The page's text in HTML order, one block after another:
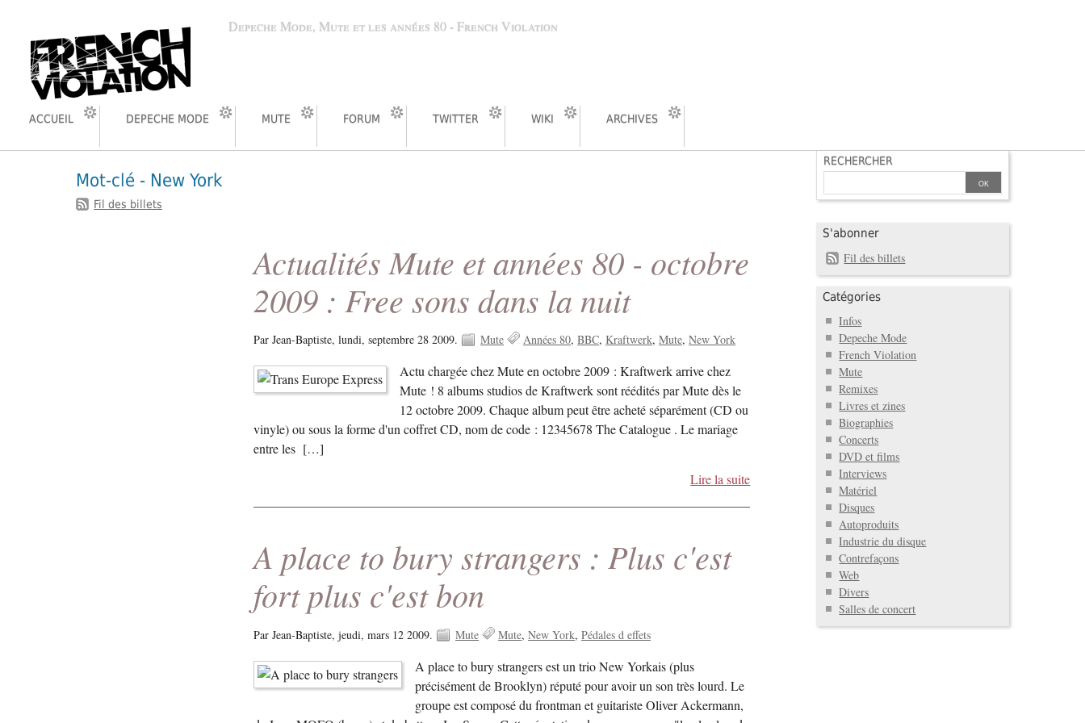
Depeche Mode, Mute et les années 80 - French Violation
ACCUEIL DEPECHE MODE MUTE FORUM TWITTER WIKI ARCHIVES
Mot-clé - New York
Fil des billets
Actualités Mute et années 80 - octobre
2009 : Free sons dans la nuit
Par Jean-Baptiste,lundi, septembre 28 2009. Mute Années 80 BBC Kraftwerk Mute New York
Actu chargée chez Mute en octobre 2009 : Kraftwerk arrive chez
Mute ! 8 albums studios de Kraftwerk sont réédités par Mute dès le
12 octobre 2009. Chaque album peut être acheté séparément (CD ou
vinyle) ou sous la forme d'un coffret CD, nom de code : 12345678 The Catalogue . Le mariage
entre les […]
Lire la suite
A place to bury strangers : Plus c'est
fort plus c'est bon
Par Jean-Baptiste,jeudi, mars 12 2009. Mute Mute New York Pédales d effets
A place to bury strangers est un trio New Yorkais (plus
précisément de Brooklyn) réputé pour avoir un son très lourd. Le
groupe est composé du frontman et guitariste Oliver Ackermann,
RECHERCHER
S'abonner
Fil des billets
Catégories
Infos
Depeche Mode
French Violation
Mute
Remixes
Livres et zines
Biographies
Concerts
DVD et films
Interviews
Matériel
Disques
Autoproduits
Industrie du disque
Contrefaçons
Web
Divers
Salles de concert